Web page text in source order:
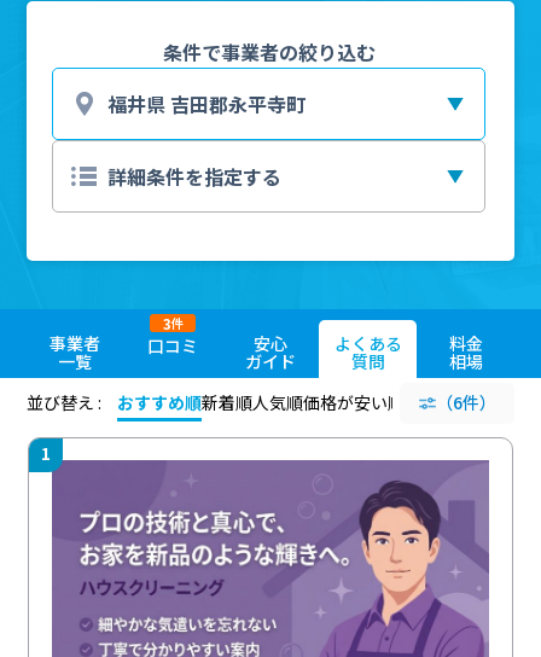
条件で事業者の絞り込む
事業者
一覧
口コミ
3件
安心
ガイド
よくある
質問
料金
相場
並び替え :
おすすめ順新着順人気順価格が安い順 評価が高い順
（6件）
1